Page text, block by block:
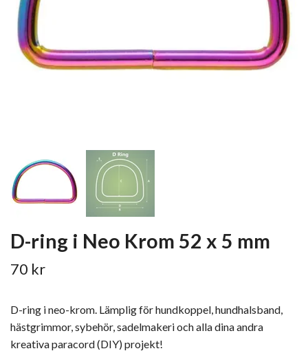
D-ring i Neo Krom 52 x 5 mm
70 kr
D-ring i neo-krom. Lämplig för hundkoppel, hundhalsband,
hästgrimmor, sybehör, sadelmakeri och alla dina andra
kreativa paracord (DIY) projekt!